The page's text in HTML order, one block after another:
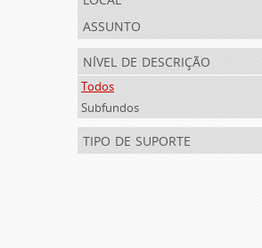
assunto
nível de descrição
Todos
Subfundos
tipo de suporte